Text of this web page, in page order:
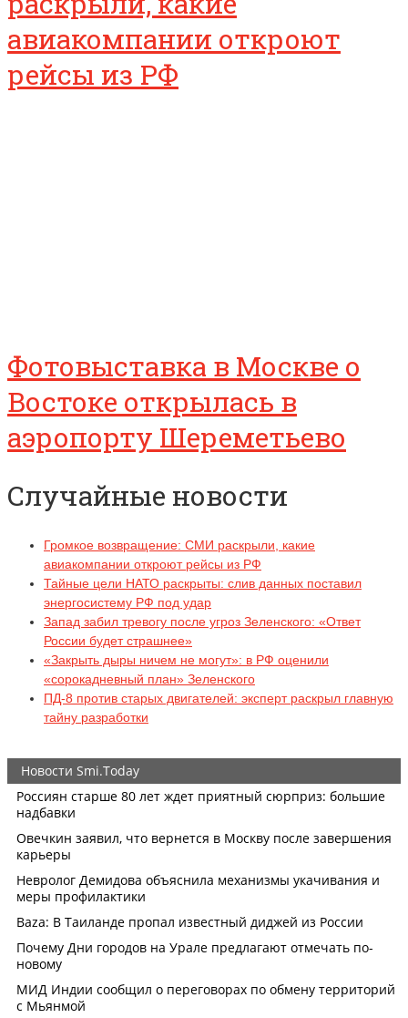
авиакомпании откроют
рейсы из РФ
Фотовыставка в Москве о
Востоке открылась в
аэропорту Шереметьево
Случайные новости
Громкое возвращение: СМИ раскрыли, какие
авиакомпании откроют рейсы из РФ
Тайные цели НАТО раскрыты: слив данных поставил
энергосистему РФ под удар
Запад забил тревогу после угроз Зеленского: «Ответ
России будет страшнее»
«Закрыть дыры ничем не могут»: в РФ оценили
«сорокадневный план» Зеленского
ПД-8 против старых двигателей: эксперт раскрыл главную
тайну разработки